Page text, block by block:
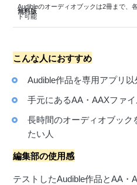
無料版
Audibleのオーディオブックは2冊まで、
ド可能
こんな人におすすめ
Audible作品を専用アプリ
手元にあるAA・AAXファ
長時間のオーディオブック
たい人
編集部の使用感
テストしたAudible作品とAA・